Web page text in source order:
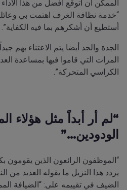
الممكن أن أتوقع أفضل من هذا
“خدمة نظافة الغرف اهتمت بي
أستطيع أن أشكرهم بما فيه الكفاية”.
الجدة والجد أيضا يتم الاعتناء بهم
المرات التي قاموا فيها بمساعدة
الكراسي المتحركة”.
“لم أر أبداً مثل هؤلاء
الودودين…”
“الموظفون الرائعون الذين يقومون
يردد هذا النزيل ما يقوله العديد من
الضيف في تقييمه على: “الضيافة